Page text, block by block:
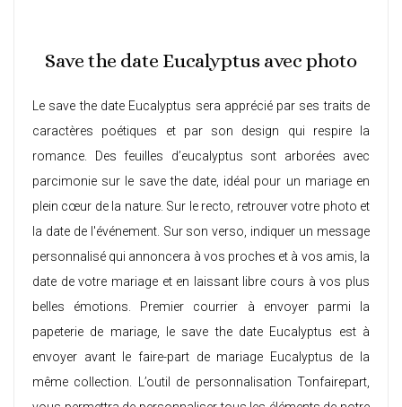
Save the date Eucalyptus avec photo
Le save the date Eucalyptus sera apprécié par ses traits de
caractères poétiques et par son design qui respire la
romance. Des feuilles d’eucalyptus sont arborées avec
parcimonie sur le save the date, idéal pour un mariage en
plein cœur de la nature. Sur le recto, retrouver votre photo et
la date de l'événement. Sur son verso, indiquer un message
personnalisé qui annoncera à vos proches et à vos amis, la
date de votre mariage et en laissant libre cours à vos plus
belles émotions. Premier courrier à envoyer parmi la
papeterie de mariage, le save the date Eucalyptus est à
envoyer avant le faire-part de mariage Eucalyptus de la
même collection. L’outil de personnalisation Tonfairepart,